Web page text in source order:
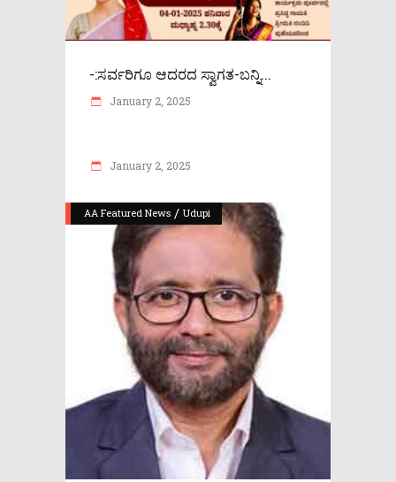
-:ಸರ್ವರಿಗೂ ಆದರದ ಸ್ವಾಗತ-ಬನ್ನಿ...
January 2, 2025
January 2, 2025
AA Featured News / Udupi